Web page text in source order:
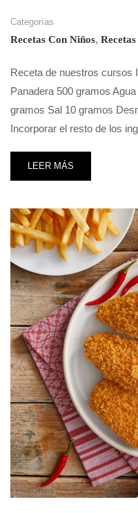
Categorías
Recetas Con Niños,
Receta de nuestros cursos
Panadera 500 gramos
gramos Sal 10 gramos
Incorporar el resto de los
LEER MÁS